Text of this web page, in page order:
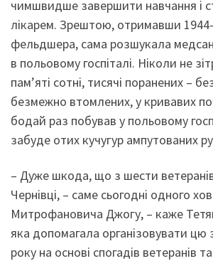
чимшвидше завершити навчання і
лікарем. Зрештою, отримавши
фельдшера, сама розшукала
в польовому госпіталі. Ніколи не
пам’яті сотні, тисячі поранених –
безмежно втомлених, у кривавих
бодай раз побував у польовому
забуде отих кучугур ампутованих
– Дуже шкода, що з шести
Чернівці, – саме сьогодні одного
Митрофановича Джогу, – каже
яка допомагала організовувати цю
року на основі спогадів ветеранів